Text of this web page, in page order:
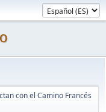
con el Camino Francés